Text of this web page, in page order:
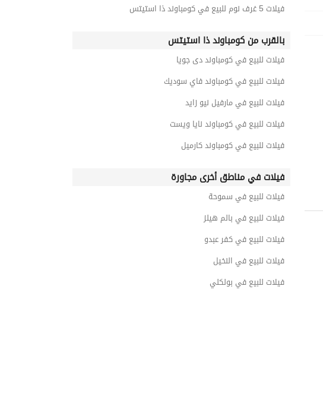
فيلات 5 غرف نوم للبيع في كومباوند ذا استيتس
بالقرب من كومباوند ذا استيتس
فيلات للبيع في كومباوند دى جويا
فيلات للبيع في كومباوند فاي سوديك
فيلات للبيع في مارفيل نيو زايد
فيلات للبيع في كومباوند نايا ويست
فيلات للبيع في كومباوند كارميل
فيلات في مناطق أخرى مجاورة
فيلات للبيع في سموحة
فيلات للبيع في بالم هيلز
فيلات للبيع في كفر عبدو
فيلات للبيع في النخيل
فيلات للبيع في بولكلي